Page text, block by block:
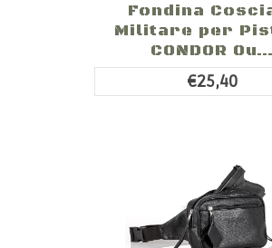
Fondina
Militare per
CONDOR Ou...
€25,40